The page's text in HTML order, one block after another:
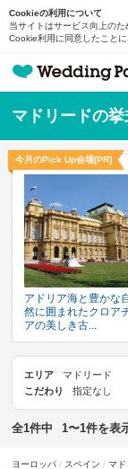
Cookieの利用について
当サイトはサービス向上の
Cookie利用に同意したことに
マドリードの
今月のPick Up会場[PR]
アドリア海と豊かな
然に囲まれたクロア
アの美しき古...
エリア
マドリード
こだわり
指定なし
全1件中 1〜1件を表
ヨーロッパ スペイン マド